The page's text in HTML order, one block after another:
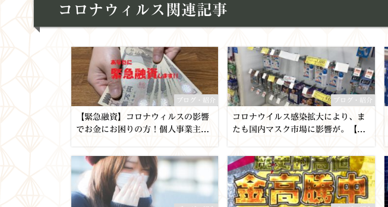
コロナウィルス関連記事
ブログ・紹介
【緊急融資】コロナウィルスの影響
でお金にお困りの方！個人事業主・
までのつなぎ融資としてご利用しま
せんか？【質屋かんてい局亀有店・
Pawn Shop】東京都・千葉・埼
玉・葛飾区・足立区・墨田区・江東
区・江戸川区・松戸・買取
ブログ・紹介
コロナウイルス感染拡大により、ま
たも国内マスク市場に影響が。【葛